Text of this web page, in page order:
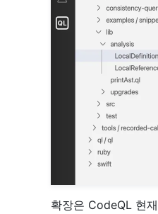
확장은 CodeQL 현